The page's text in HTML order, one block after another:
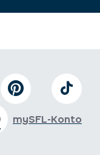
mySFL-Konto